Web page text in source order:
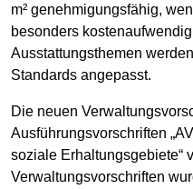
m² genehmigungsfähig,
besonders
Ausstattungsthemen
Standards angepasst.
Die neuen
Ausführungsvorschriften
soziale Erhaltungsgebiete“
Verwaltungsvorschriften